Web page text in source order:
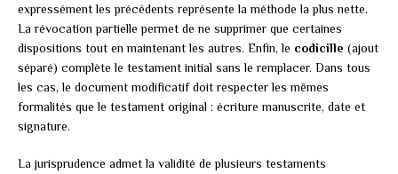
expressément les précédents représente la méthode la plus nette.
La révocation partielle permet de ne supprimer que certaines
dispositions tout en maintenant les autres. Enfin, le codicille (ajout
séparé) complète le testament initial sans le remplacer. Dans tous
les cas, le document modificatif doit respecter les mêmes
formalités que le testament original : écriture manuscrite, date et
signature.
La jurisprudence admet la validité de plusieurs testaments